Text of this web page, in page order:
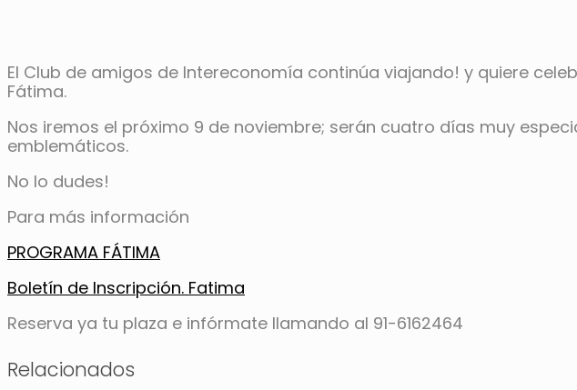
El Club de amigos de Intereconomía continúa viajando! y quiere
Fátima.
Nos iremos el próximo 9 de noviembre; serán cuatro días muy
emblemáticos.
No lo dudes!
Para más información
PROGRAMA FÁTIMA
Boletín de Inscripción. Fatima
Reserva ya tu plaza e infórmate llamando al 91-6162464
Relacionados